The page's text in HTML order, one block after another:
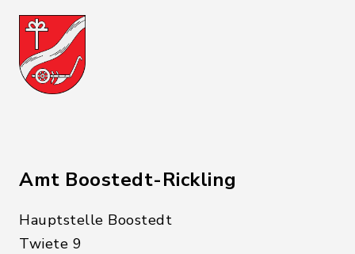
Amt Boostedt-Rickling
Hauptstelle Boostedt
Twiete 9